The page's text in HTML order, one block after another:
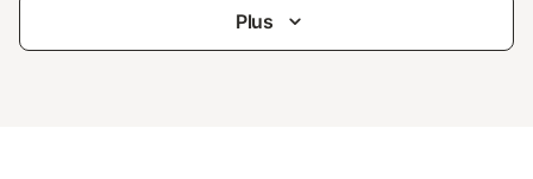
Plus